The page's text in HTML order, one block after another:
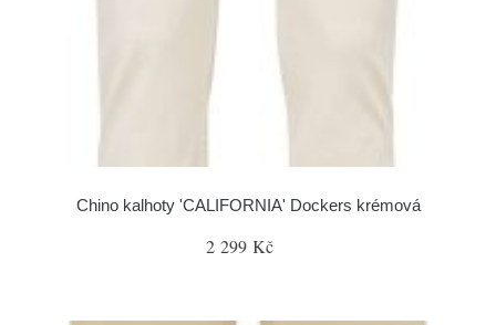
Chino kalhoty 'CALIFORNIA' Dockers krémová
2 299 Kč